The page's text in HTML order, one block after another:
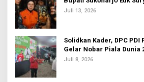
Juli 13, 2026
Solidkan Kader, DPC
Gelar Nobar Piala Dunia
Juli 8, 2026